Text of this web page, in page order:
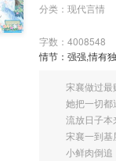
分类：现代言情
字数：4008548
情节：强强,情有
宋襄做过最贱
她把一切都送
流放日子本
宋襄一到基层
小鲜肉倒追，